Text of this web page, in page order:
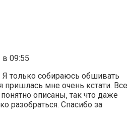
в 09:55
только собираюсь обшивать
пришлась мне очень кстати. Все
описаны, так что даже
разобраться. Спасибо за